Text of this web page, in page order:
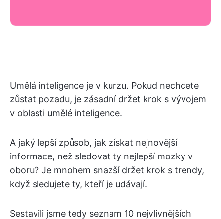
Umělá inteligence je v kurzu. Pokud nechcete
zůstat pozadu, je zásadní držet krok s vývojem
v oblasti umělé inteligence.
A jaký lepší způsob, jak získat nejnovější
informace, než sledovat ty nejlepší mozky v
oboru? Je mnohem snazší držet krok s trendy,
když sledujete ty, kteří je udávají.
Sestavili jsme tedy seznam 10 nejvlivnějších